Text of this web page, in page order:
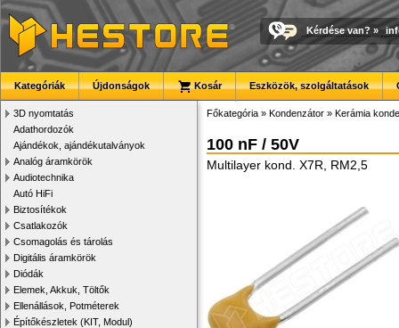
Kérdése van? »
Kategóriák Újdonságok Kosár Eszközök, szolgáltatások
3D nyomtatás
Adathordozók
Ajándékok, ajándékutalványok
Analóg áramkörök
Audiotechnika
Autó HiFi
Biztosítékok
Csatlakozók
Csomagolás és tárolás
Digitális áramkörök
Diódák
Elemek, Akkuk, Töltők
Ellenállások, Potméterek
Építőkészletek (KIT, Modul)
Főkategória » Kondenzátor » Kerámia
100 nF / 50V
Multilayer kond. X7R, RM2,5